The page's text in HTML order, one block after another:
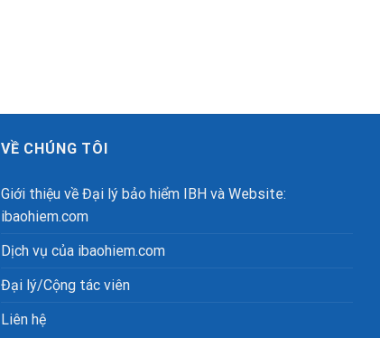
VỀ CHÚNG TÔI
Giới thiệu về Đại lý bảo hiểm IBH và Website:
ibaohiem.com
Dịch vụ của ibaohiem.com
Đại lý/Cộng tác viên
Liên hệ